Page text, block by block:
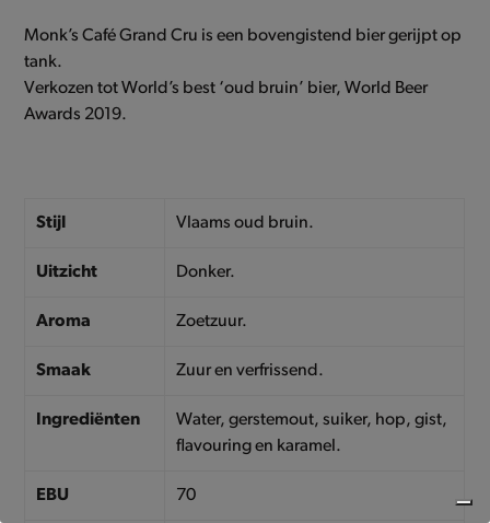
Monk’s Café Grand Cru is een bovengistend bier gerijpt op
tank.
Verkozen tot World’s best ‘oud bruin’ bier, World Beer
Awards 2019.
Stijl Vlaams oud bruin.
Uitzicht Donker.
Aroma Zoetzuur.
Smaak Zuur en verfrissend.
Ingrediënten
Water, gerstemout, suiker, hop, gist,
flavouring en karamel.
EBU 70